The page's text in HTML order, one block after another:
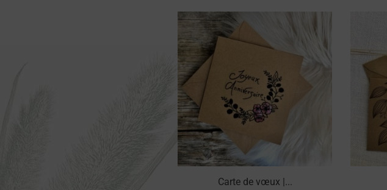
Carte de vœux |...